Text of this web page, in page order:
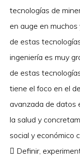
tecnologías de
en auge en
de estas
ingeniería es muy
de estas
tiene el foco en el
avanzada de datos
la salud y
social y económico
 Definir,